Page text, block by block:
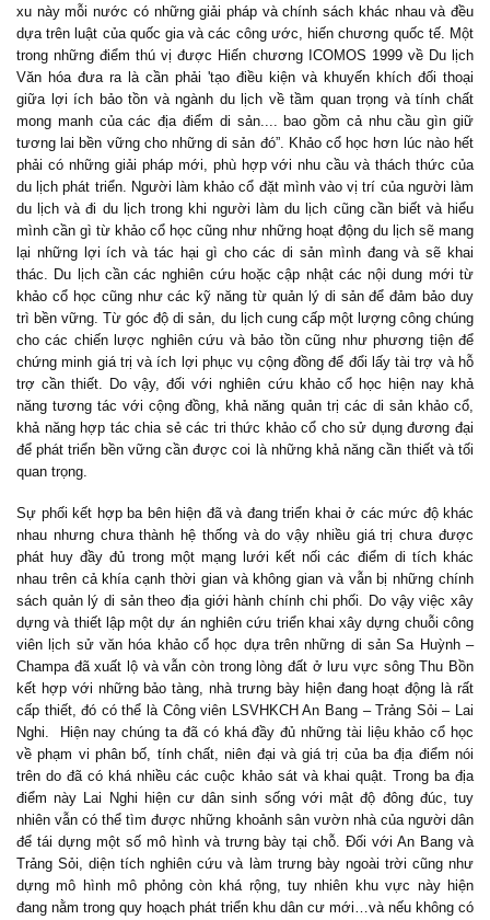
xu này mỗi nước có những giải pháp và chính sách khác nhau và đều
dựa trên luật của quốc gia và các công ước, hiến chương quốc tế. Một
trong những điểm thú vị được Hiến chương ICOMOS 1999 về Du lịch
Văn hóa đưa ra là cần phải 'tạo điều kiện và khuyến khích đối thoại
giữa lợi ích bảo tồn và ngành du lịch về tầm quan trọng và tính chất
mong manh của các địa điểm di sản.... bao gồm cả nhu cầu gìn giữ
tương lai bền vững cho những di sản đó”. Khảo cổ học hơn lúc nào hết
phải có những giải pháp mới, phù hợp với nhu cầu và thách thức của
du lịch phát triển. Người làm khảo cổ đặt mình vào vị trí của người làm
du lịch và đi du lịch trong khi người làm du lịch cũng cần biết và hiểu
mình cần gì từ khảo cổ học cũng như những hoạt động du lịch sẽ mang
lại những lợi ích và tác hại gì cho các di sản mình đang và sẽ khai
thác. Du lịch cần các nghiên cứu hoặc cập nhật các nội dung mới từ
khảo cổ học cũng như các kỹ năng từ quản lý di sản để đảm bảo duy
trì bền vững. Từ góc độ di sản, du lịch cung cấp một lượng công chúng
cho các chiến lược nghiên cứu và bảo tồn cũng như phương tiện để
chứng minh giá trị và ích lợi phục vụ cộng đồng để đổi lấy tài trợ và hỗ
trợ cần thiết. Do vậy, đối với nghiên cứu khảo cổ học hiện nay khả
năng tương tác với cộng đồng, khả năng quản trị các di sản khảo cổ,
khả năng hợp tác chia sẻ các tri thức khảo cổ cho sử dụng đương đại
để phát triển bền vững cần được coi là những khả năng cần thiết và tối
quan trọng.
Sự phối kết hợp ba bên hiện đã và đang triển khai ở các mức độ khác
nhau nhưng chưa thành hệ thống và do vậy nhiều giá trị chưa được
phát huy đầy đủ trong một mạng lưới kết nối các điểm di tích khác
nhau trên cả khía cạnh thời gian và không gian và vẫn bị những chính
sách quản lý di sản theo địa giới hành chính chi phối. Do vậy việc xây
dựng và thiết lập một dự án nghiên cứu triển khai xây dựng chuỗi công
viên lịch sử văn hóa khảo cổ học dựa trên những di sản Sa Huỳnh –
Champa đã xuất lộ và vẫn còn trong lòng đất ở lưu vực sông Thu Bồn
kết hợp với những bảo tàng, nhà trưng bày hiện đang hoạt động là rất
cấp thiết, đó có thể là Công viên LSVHKCH An Bang – Trảng Sỏi – Lai
Nghi. Hiện nay chúng ta đã có khá đầy đủ những tài liệu khảo cổ học
về phạm vi phân bố, tính chất, niên đại và giá trị của ba địa điểm nói
trên do đã có khá nhiều các cuộc khảo sát và khai quật. Trong ba địa
điểm này Lai Nghi hiện cư dân sinh sống với mật độ đông đúc, tuy
nhiên vẫn có thể tìm được những khoảnh sân vườn nhà của người dân
để tái dựng một số mô hình và trưng bày tại chỗ. Đối với An Bang và
Trảng Sỏi, diện tích nghiên cứu và làm trưng bày ngoài trời cũng như
dựng mô hình mô phỏng còn khá rộng, tuy nhiên khu vực này hiện
đang nằm trong quy hoạch phát triển khu dân cư mới…và nếu không có